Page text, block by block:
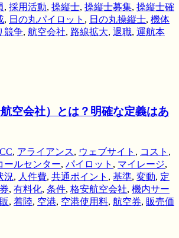
, 採用活動, 操縦士, 操縦士募集, 操縦士確
, 日の丸パイロット , 日の丸操縦士, 機体
競争, 航空会社, 路線拡大, 退職, 運航本
空会社）とは？明確な定義はあ
, アライアンス, ウェブサイト , コスト ,
ールセンター, パイロット , マイレージ,
況, 人件費, 共通ポイント , 基準, 変動, 定
, 有料化, 条件, 格安航空会社, 機内サー
, 着陸, 空港, 空港使用料, 航空券, 販売価